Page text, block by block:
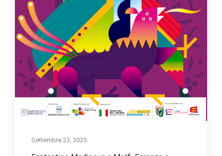
Settembre 23, 2025